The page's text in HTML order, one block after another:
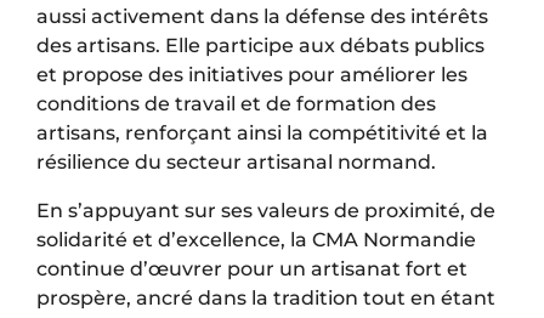
aussi activement dans la défense des intérêts
des artisans. Elle participe aux débats publics
et propose des initiatives pour améliorer les
conditions de travail et de formation des
artisans, renforçant ainsi la compétitivité et la
résilience du secteur artisanal normand.
En s’appuyant sur ses valeurs de proximité, de
solidarité et d’excellence, la CMA Normandie
continue d’œuvrer pour un artisanat fort et
prospère, ancré dans la tradition tout en étant